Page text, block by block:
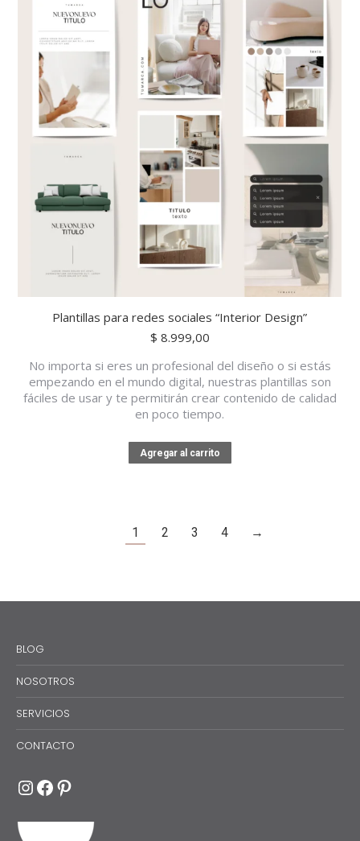
Plantillas para redes sociales “Interior Design”
$ 8.999,00
No importa si eres un profesional del diseño o si estás
empezando en el mundo digital, nuestras plantillas son
fáciles de usar y te permitirán crear contenido de calidad
en poco tiempo.
Agregar al carrito
1 2 3 4 →
BLOG
NOSOTROS
SERVICIOS
CONTACTO
InstagramFacebook Pinterest